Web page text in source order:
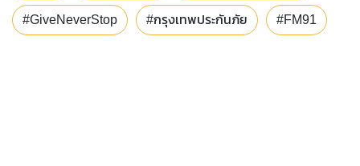
#GiveNeverStop #กรุงเทพประกันภัย #FM91